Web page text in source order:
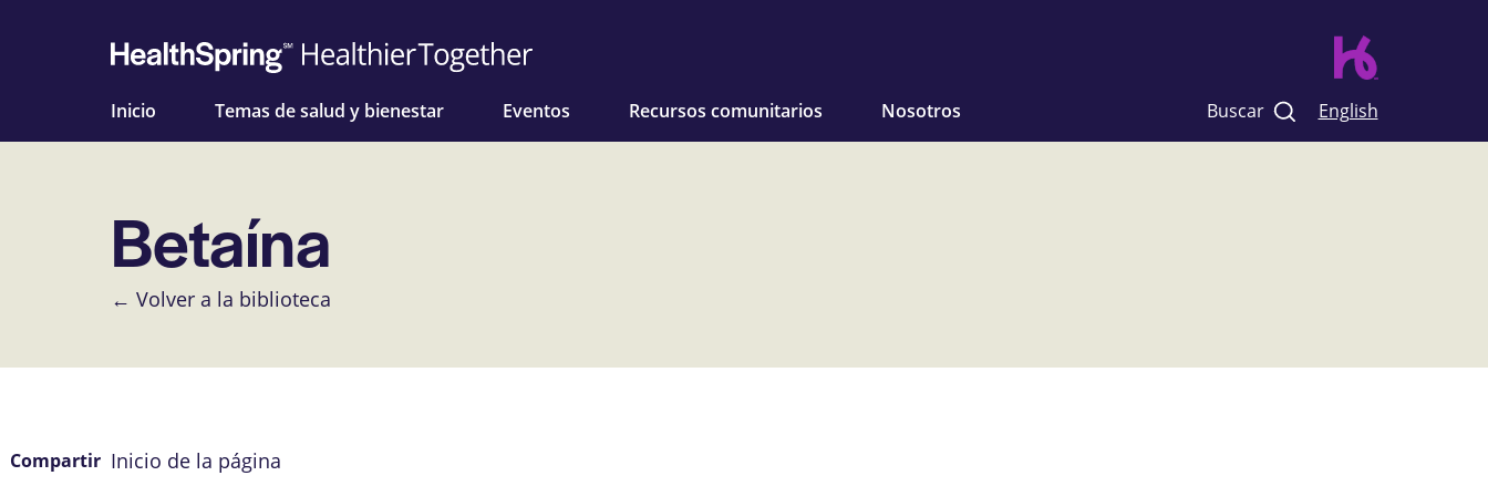
Inicio Temas de salud y bienestar Eventos Recursos comunitarios Nosotros Buscar English
Betaína
← Volver a la biblioteca
Inicio de la página
Compartir